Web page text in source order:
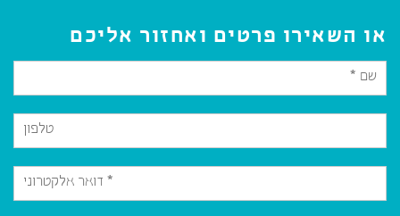
או השאירו פרטים ואחזור אליכם